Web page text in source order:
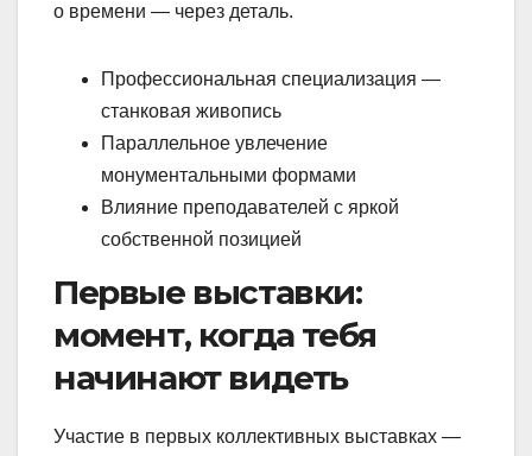
о времени — через деталь.
Профессиональная специализация —
станковая живопись
Параллельное увлечение
монументальными формами
Влияние преподавателей с яркой
собственной позицией
Первые выставки:
момент, когда тебя
начинают видеть
Участие в первых коллективных выставках —